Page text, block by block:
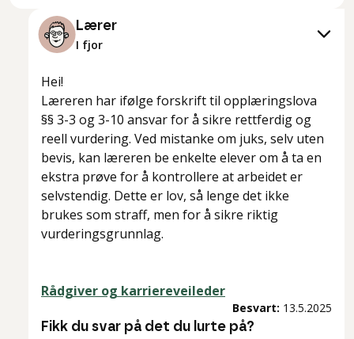
Lærer
I fjor
Hei!
Læreren har ifølge forskrift til opplæringslova
§§ 3-3 og 3-10 ansvar for å sikre rettferdig og
reell vurdering. Ved mistanke om juks, selv uten
bevis, kan læreren be enkelte elever om å ta en
ekstra prøve for å kontrollere at arbeidet er
selvstendig. Dette er lov, så lenge det ikke
brukes som straff, men for å sikre riktig
vurderingsgrunnlag.
Rådgiver og karriereveileder
Besvart: 13.5.2025
Fikk du svar på det du lurte på?